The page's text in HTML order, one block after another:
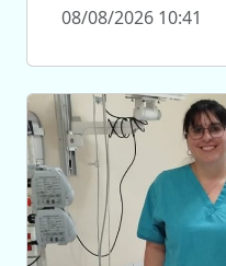
08/08/2026 10:41